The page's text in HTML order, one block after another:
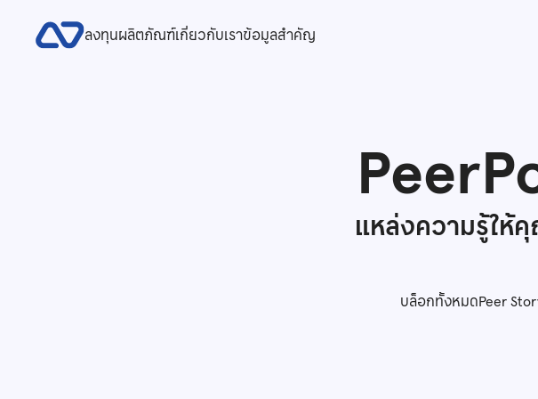
ลงทุนผลิตภัณฑ์เกี่ยวกับเราข้อมูลสำคัญ
แหล่งความรู้ให้
บล็อกทั้งหมดPeer